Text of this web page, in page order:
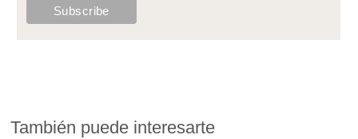
También puede interesarte